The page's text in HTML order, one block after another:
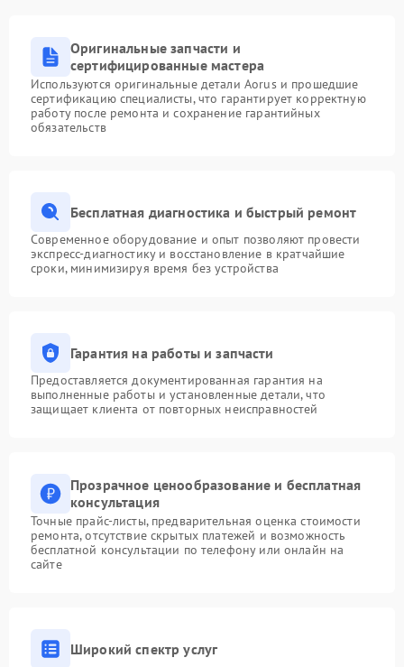
Оригинальные запчасти и
сертифицированные мастера
Используются оригинальные детали Aorus и прошедшие
сертификацию специалисты, что гарантирует корректную
работу после ремонта и сохранение гарантийных
обязательств
Бесплатная диагностика и быстрый ремонт
Современное оборудование и опыт позволяют провести
экспресс-диагностику и восстановление в кратчайшие
сроки, минимизируя время без устройства
Гарантия на работы и запчасти
Предоставляется документированная гарантия на
выполненные работы и установленные детали, что
защищает клиента от повторных неисправностей
Прозрачное ценообразование и бесплатная
консультация
Точные прайс-листы, предварительная оценка стоимости
ремонта, отсутствие скрытых платежей и возможность
бесплатной консультации по телефону или онлайн на
сайте
Широкий спектр услуг